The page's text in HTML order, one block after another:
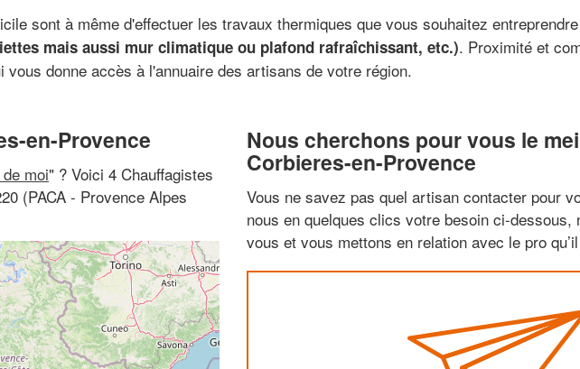
sont à même d'effectuer les travaux thermiques que vous souhaitez
mais aussi mur climatique ou plafond rafraîchissant, etc.). Proximité et
donne accès à l'annuaire des artisans de votre région.
en-Provence
moi" ? Voici 4 Chauffagistes
(PACA - Provence Alpes
Nous cherchons pour vous le
Corbieres-en-Provence
Vous ne savez pas quel artisan contacter pour
nous en quelques clics votre besoin ci-dessous,
vous et vous mettons en relation avec le pro